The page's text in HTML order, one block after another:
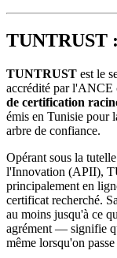
TUNTRUST
TUNTRUST est le
accrédité par l'ANCE
de certification
émis en Tunisie pour
arbre de confiance.
Opérant sous la
l'Innovation (APII),
principalement en
certificat recherché.
au moins jusqu'à ce
agrément — signifie
même lorsqu'on